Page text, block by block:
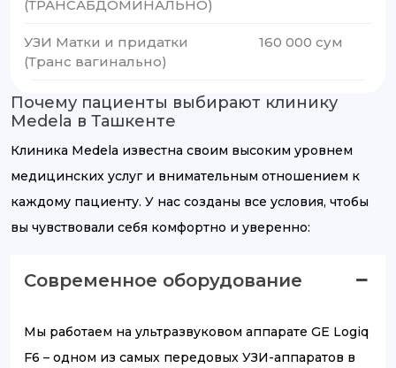
(ТРАНСАБДОМИНАЛЬНО)
УЗИ Матки и придатки
(Транс вагинально)
160 000 сум
Почему пациенты выбирают клинику
Medela в Ташкенте
Клиника Medela известна своим высоким уровнем
медицинских услуг и внимательным отношением к
каждому пациенту. У нас созданы все условия, чтобы
вы чувствовали себя комфортно и уверенно:
Современное оборудование
Мы работаем на ультразвуковом аппарате GE Logiq
F6 – одном из самых передовых УЗИ-аппаратов в